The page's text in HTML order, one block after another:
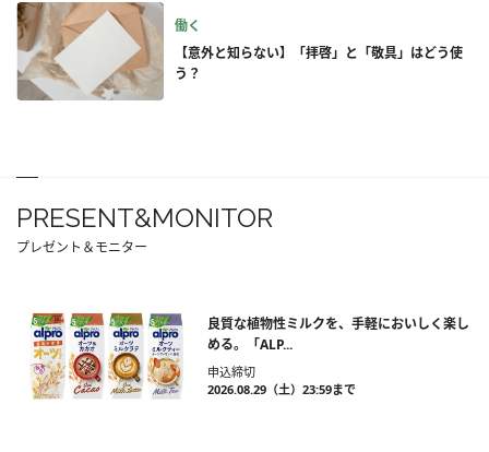
働く
【意外と知らない】「拝啓」と「敬具」はどう使
う？
PRESENT&MONITOR
プレゼント＆モニター
良質な植物性ミルクを、手軽においしく楽し
める。「ALP...
申込締切
2026.08.29（土）23:59まで